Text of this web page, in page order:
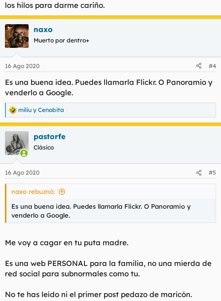
los hilos para darme cariño.
naxo
Muerto por dentro+
16 Ago 2020 #4
Es una buena idea. Puedes llamarla Flickr. O Panoramio y
venderlo a Google.
R
e
a
c
i
e
s
miliu y Cenobita
pastorfe
Clásico
16 Ago 2020 #5
naxo rebuznó:
Es una buena idea. Puedes llamarla Flickr. O Panoramio y
venderlo a Google.
Me voy a cagar en tu puta madre.
Es una web PERSONAL para la familia, no una mierda de
red social para subnormales como tu.
No te has leído ni el primer post pedazo de maricón.